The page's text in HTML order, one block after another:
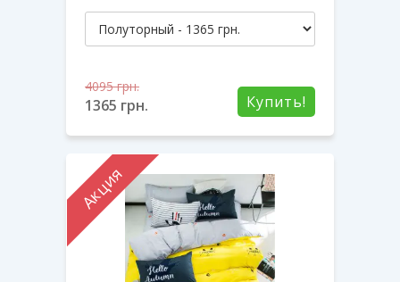
Купить!
4095грн.
1365 грн.
Акция